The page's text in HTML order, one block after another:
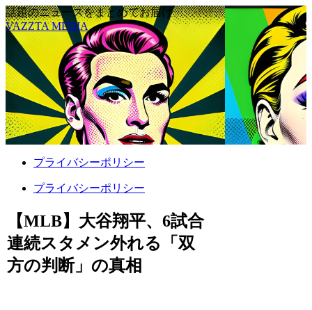
話題のニュースをまとめてお届け
VAZZTA MEDIA
プライバシーポリシー
プライバシーポリシー
【MLB】大谷翔平、6試合
連続スタメン外れる「双
方の判断」の真相